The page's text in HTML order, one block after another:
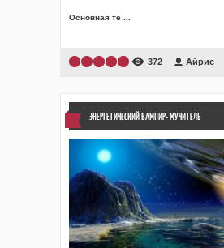
Основная те
372 Айрис
ЭНЕРГЕТИЧЕСКИЙ ВАМПИР- МУЧИТЕЛЬ